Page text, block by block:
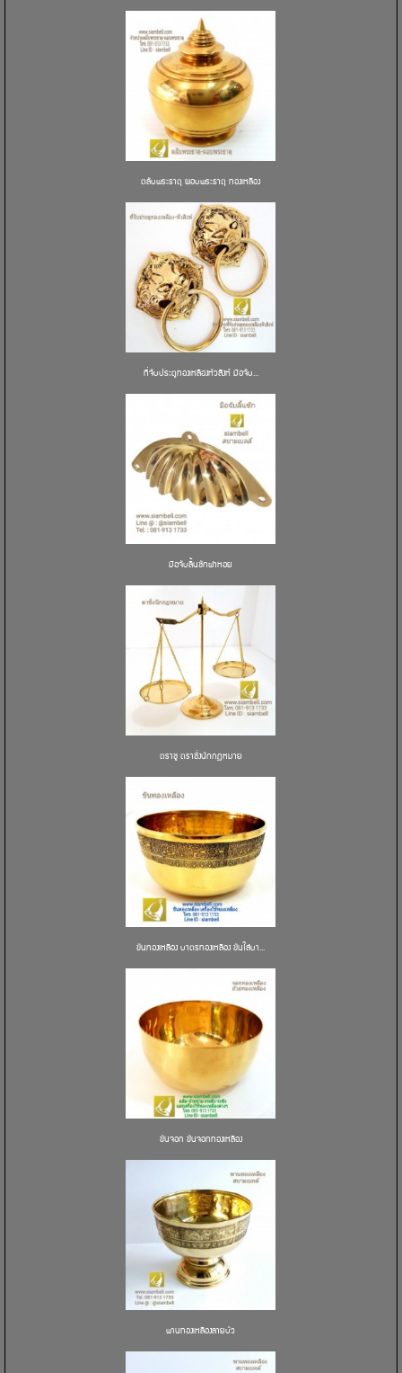
ตลับพระธาตุ ผอบพระธาตุ ทองเหลือง
ที่จับประตูทองเหลืองหัวสิงห์ มือจับ...
มือจับลิ้นชักฝาหอย
ตราชู ตราชั่งนักกฏหมาย
ขันทองเหลือง บาตรทองเหลือง ขันใส่บา...
ขันจอก ขันจอกทองเหลือง
พานทองเหลืองลายบัว